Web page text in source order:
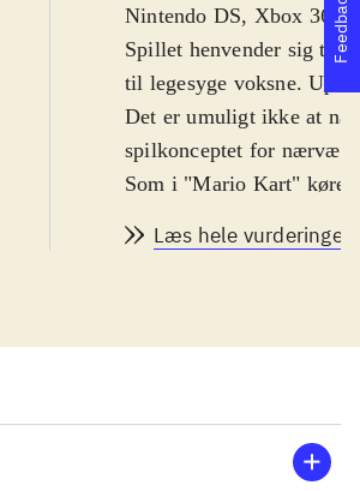
Nintendo DS, Xbox 360.
Spillet henvender sig til
til legesyge voksne.
Det er umuligt ikke at
spilkonceptet for
Som i "Mario Kart" køres
Tails, AiAi og Amigo. De
bruges mod
båthorn. Der kan køres i
Flere arkaderacere har
kunststykket efter,
Læs hele vurderingen
Feedback